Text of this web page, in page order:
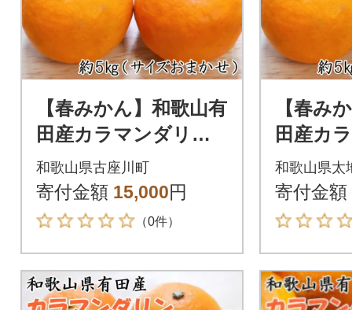
【春みかん】和歌山有
田産カラマンダリン
約5kg(サイズおまか
せ)【古座川町】
和歌山県古座川町
寄付金額 15,000円
（0件）
【春み
田産カ
約5kg(
せ)【太
022】
和歌山県太
寄付金額